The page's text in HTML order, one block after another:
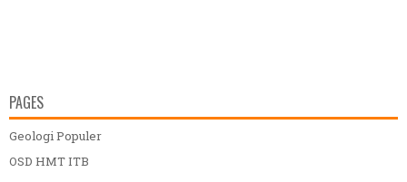
PAGES
Geologi Populer
OSD HMT ITB